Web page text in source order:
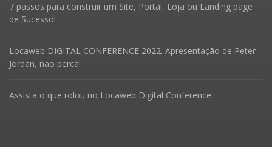
7 passos para construir um Site, Portal, Loja ou Landing page
de Sucesso!
Locaweb DIGITAL CONFERENCE 2022. Apresentação de Peter
Jordan, não perca!
Assista o que rolou no Locaweb Digital Conference